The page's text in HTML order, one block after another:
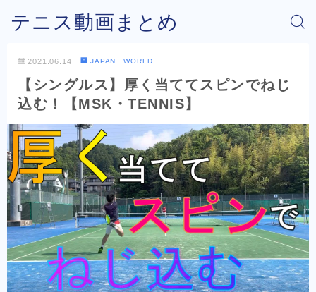
テニス動画まとめ
2021.06.14 JAPAN WORLD
【シングルス】厚く当ててスピンでねじ
込む！【MSK・TENNIS】